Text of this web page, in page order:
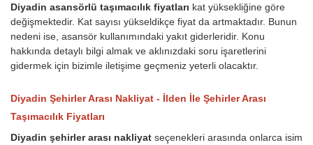
Diyadin asansörlü taşımacılık fiyatları kat yüksekliğine göre
değişmektedir. Kat sayısı yükseldikçe fiyat da artmaktadır. Bunun
nedeni ise, asansör kullanımındaki yakıt giderleridir. Konu
hakkında detaylı bilgi almak ve aklınızdaki soru işaretlerini
gidermek için bizimle iletişime geçmeniz yeterli olacaktır.
Diyadin Şehirler Arası Nakliyat - İlden İle Şehirler Arası
Taşımacılık Fiyatları
Diyadin şehirler arası nakliyat seçenekleri arasında onlarca isim